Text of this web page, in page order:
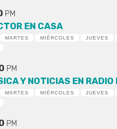
PM
EN CASA
MARTES MIÉRCOLES JUEVES
PM
Y NOTICIAS EN
MARTES MIÉRCOLES JUEVES
PM